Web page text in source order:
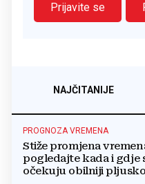
Prijavite se
NAJČITANIJE
PROGNOZA VREMENA
Stiže promjena
pogledajte kada i gdje
očekuju obilniji